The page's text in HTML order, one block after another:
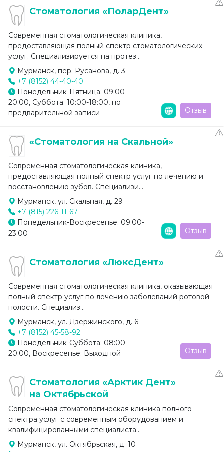
Стоматология «ПоларДент»
Современная стоматологическая клиника,
предоставляющая полный спектр стоматологических
услуг. Специализируется на протез...
Мурманск, пер. Русанова, д. 3
+7 (8152) 44-40-40
Понедельник-Пятница: 09:00-
20:00, Суббота: 10:00-18:00, по
предварительной записи
Отзыв
«Стоматология на Скальной»
Современная стоматологическая клиника,
предоставляющая полный спектр услуг по лечению и
восстановлению зубов. Специализи...
Мурманск, ул. Скальная, д. 29
+7 (815) 226-11-67
Понедельник-Воскресенье: 09:00-
23:00
Отзыв
Стоматология «ЛюксДент»
Современная стоматологическая клиника, оказывающая
полный спектр услуг по лечению заболеваний ротовой
полости. Специализ...
Мурманск, ул. Дзержинского, д. 6
+7 (8152) 45-58-92
Понедельник-Суббота: 08:00-
20:00, Воскресенье: Выходной
Отзыв
Стоматология «Арктик Дент»
на Октябрьской
Современная стоматологическая клиника полного
спектра услуг с современным оборудованием и
квалифицированными специалиста...
Мурманск, ул. Октябрьская, д. 10